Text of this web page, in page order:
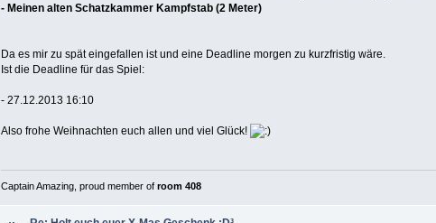
- Meinen alten Schatzkammer Kampfstab (2 Meter)
Da es mir zu spät eingefallen ist und eine Deadline morgen zu kurzfristig wäre.
Ist die Deadline für das Spiel:
- 27.12.2013 16:10
Also frohe Weihnachten euch allen und viel Glück!
Captain Amazing, proud member ofroom 408